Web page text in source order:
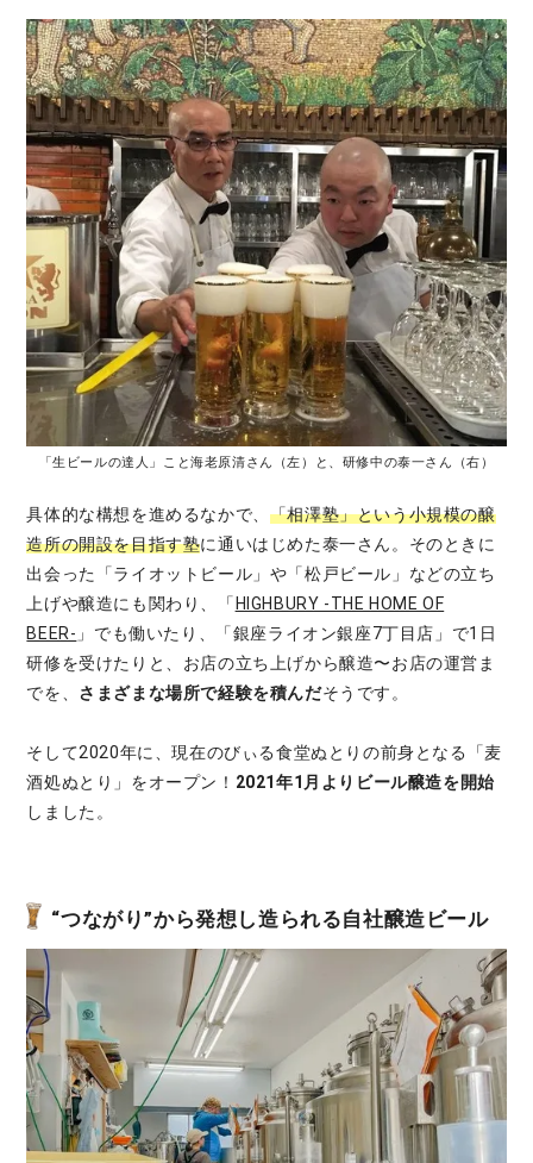
「生ビールの達人」こと海老原清さん（左）と、研修中の泰一さん（右）
具体的な構想を進めるなかで、 「相澤塾」という小規模の醸
造所の開設を目指す塾に通いはじめた泰一さん。そのときに
出会った「ライオットビール」や「松戸ビール」などの立ち
上げや醸造にも関わり、「 HIGHBURY -THE HOME OF
BEER- 」でも働いたり、「銀座ライオン銀座7丁目店」で1日
研修を受けたりと、お店の立ち上げから醸造〜お店の運営ま
でを、 さまざまな場所で経験を積んだそうです。
そして2020年に、現在のびぃる食堂ぬとりの前身となる「麦
酒処ぬとり」をオープン！ 2021年1月よりビール醸造を開始
しました。
“つながり”から発想し造られる自社醸造ビール